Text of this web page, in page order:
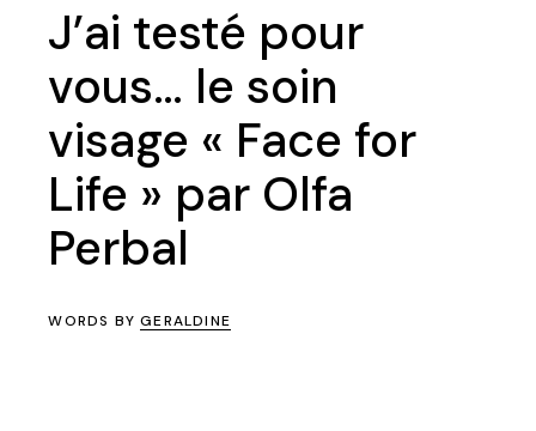
J’ai testé pour
vous… le soin
visage « Face for
Life » par Olfa
Perbal
WORDS BYGERALDINE